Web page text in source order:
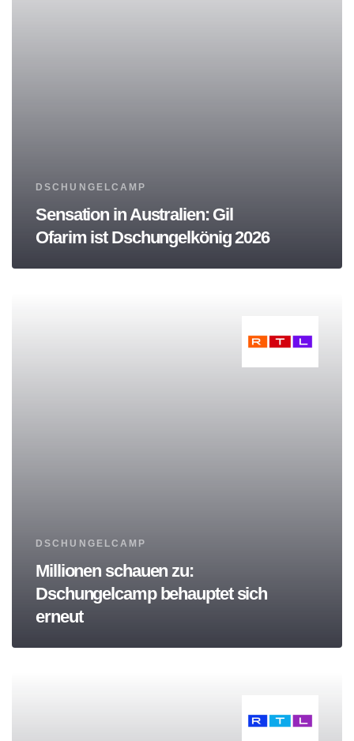
Tags
DSCHUNGELCAMP
Sensation in Australien: Gil
Ofarim ist Dschungelkönig 2026
Tags
DSCHUNGELCAMP
Millionen schauen zu:
Dschungelcamp behauptet sich
erneut